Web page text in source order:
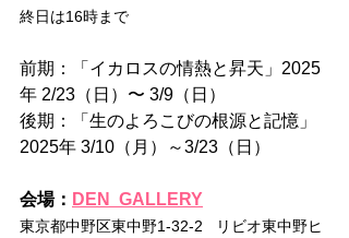
終日は16時まで
前期：「イカロスの情熱と昇天」2025
年 2/23（日）〜 3/9（日）
後期：「生のよろこびの根源と記憶」
2025年 3/10（月）～3/23（日）
会場： DEN  GALLERY
東京都中野区東中野1-32-2   リビオ東中野ヒ